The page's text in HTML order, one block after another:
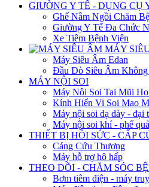
GIƯỜNG Y TẾ - DỤNG CỤ
Ghế Nằm Ngồi Chăm
Giường Y Tế Đa Chức
Xe Tiêm Bệnh Viện
MÁY
Máy Siêu Âm Edan
Đầu Dò Siêu Âm
MÁY NỘI SOI
Máy Nội Soi Tai Mũi
Kính Hiển Vi Soi Mao
Máy nội soi dạ dày - đại
Máy nội soi khí - phế
THIẾT BỊ HỒI SỨC - CẤP
Cáng Cứu Thương
Máy hỗ trợ hô hấp
THEO DÕI - CHĂM SÓC
Bơm tiêm điện - máy